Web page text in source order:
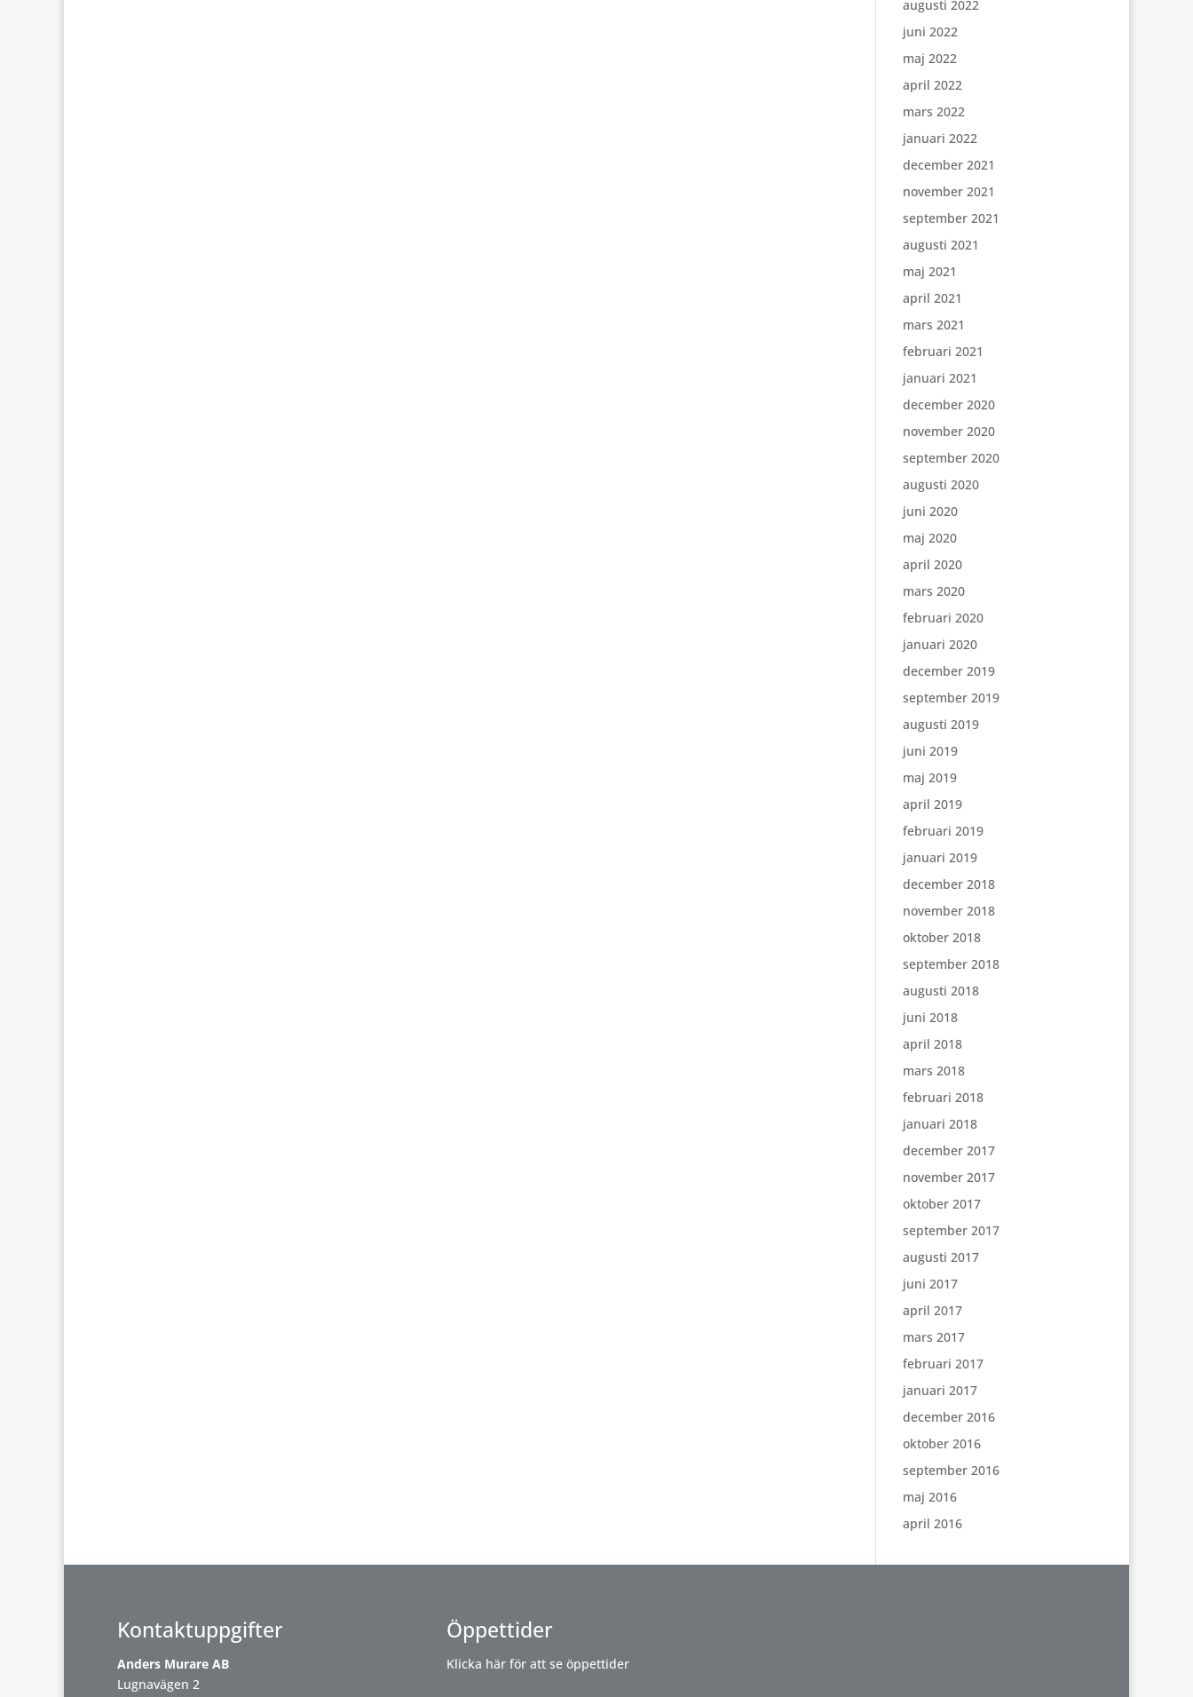
augusti 2022
juni 2022
maj 2022
april 2022
mars 2022
januari 2022
december 2021
november 2021
september 2021
augusti 2021
maj 2021
april 2021
mars 2021
februari 2021
januari 2021
december 2020
november 2020
september 2020
augusti 2020
juni 2020
maj 2020
april 2020
mars 2020
februari 2020
januari 2020
december 2019
september 2019
augusti 2019
juni 2019
maj 2019
april 2019
februari 2019
januari 2019
december 2018
november 2018
oktober 2018
september 2018
augusti 2018
juni 2018
april 2018
mars 2018
februari 2018
januari 2018
december 2017
november 2017
oktober 2017
september 2017
augusti 2017
juni 2017
april 2017
mars 2017
februari 2017
januari 2017
december 2016
oktober 2016
september 2016
maj 2016
april 2016
Kontaktuppgifter
Anders Murare AB
Lugnavägen 2
Öppettider
Klicka här för att se öppettider